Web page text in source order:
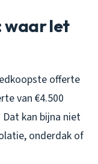
waar let
offerte
van €4.500
kan bijna niet
onderdak of